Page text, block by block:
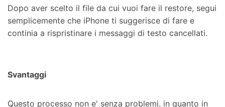
Dopo aver scelto il file da cui vuoi fare il restore, segui
semplicemente che iPhone ti suggerisce di fare e
continia a rispristinare i messaggi di testo cancellati.
Svantaggi
Questo processo non e' senza problemi, in quanto in